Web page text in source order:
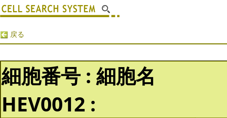
戻る
細胞番号 : 細胞名
HEV0012 :